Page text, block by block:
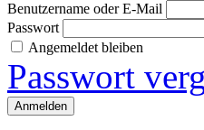
Benutzername oder E-Mail
Passwort
Angemeldet bleiben
Passwort